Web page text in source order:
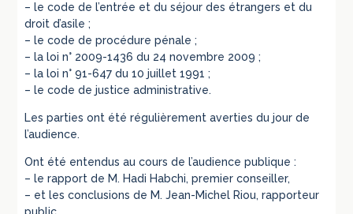
– le code de l’entrée et du séjour des étrangers et du
droit d’asile ;
– le code de procédure pénale ;
– la loi n° 2009-1436 du 24 novembre 2009 ;
– la loi n° 91-647 du 10 juillet 1991 ;
– le code de justice administrative.
Les parties ont été régulièrement averties du jour de
l’audience.
Ont été entendus au cours de l’audience publique :
– le rapport de M. Hadi Habchi, premier conseiller,
– et les conclusions de M. Jean-Michel Riou, rapporteur